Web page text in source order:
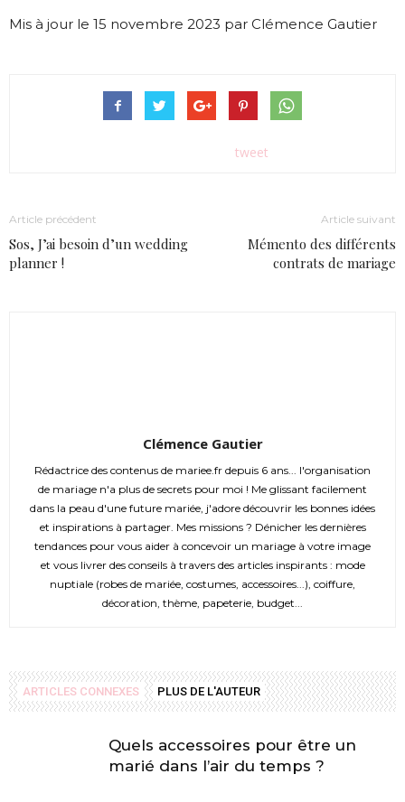
Mis à jour le 15 novembre 2023 par Clémence Gautier
tweet
Article précédent
Sos, J’ai besoin d’un wedding
planner !
Article suivant
Mémento des différents
contrats de mariage
Clémence Gautier
Rédactrice des contenus de mariee.fr depuis 6 ans... l'organisation
de mariage n'a plus de secrets pour moi ! Me glissant facilement
dans la peau d'une future mariée, j'adore découvrir les bonnes idées
et inspirations à partager. Mes missions ? Dénicher les dernières
tendances pour vous aider à concevoir un mariage à votre image
et vous livrer des conseils à travers des articles inspirants : mode
nuptiale (robes de mariée, costumes, accessoires...), coiffure,
décoration, thème, papeterie, budget...
ARTICLES CONNEXES PLUS DE L'AUTEUR
Quels accessoires pour être un
marié dans l’air du temps ?